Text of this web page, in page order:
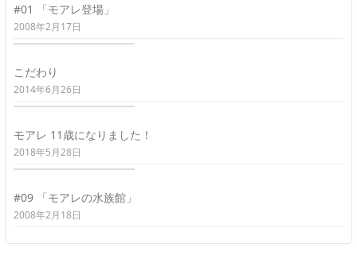
#01 「モアレ登場」
2008年2月17日
こだわり
2014年6月26日
モアレ 11歳になりました！
2018年5月28日
#09 「モアレの水族館」
2008年2月18日